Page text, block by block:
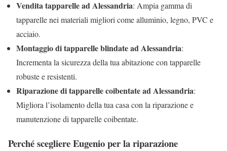
Vendita tapparelle ad Alessandria: Ampia gamma di
tapparelle nei materiali migliori come alluminio, legno, PVC e
acciaio.
Montaggio di tapparelle blindate ad Alessandria:
Incrementa la sicurezza della tua abitazione con tapparelle
robuste e resistenti.
Riparazione di tapparelle coibentate ad Alessandria:
Migliora l’isolamento della tua casa con la riparazione e
manutenzione di tapparelle coibentate.
Perché scegliere Eugenio per la riparazione